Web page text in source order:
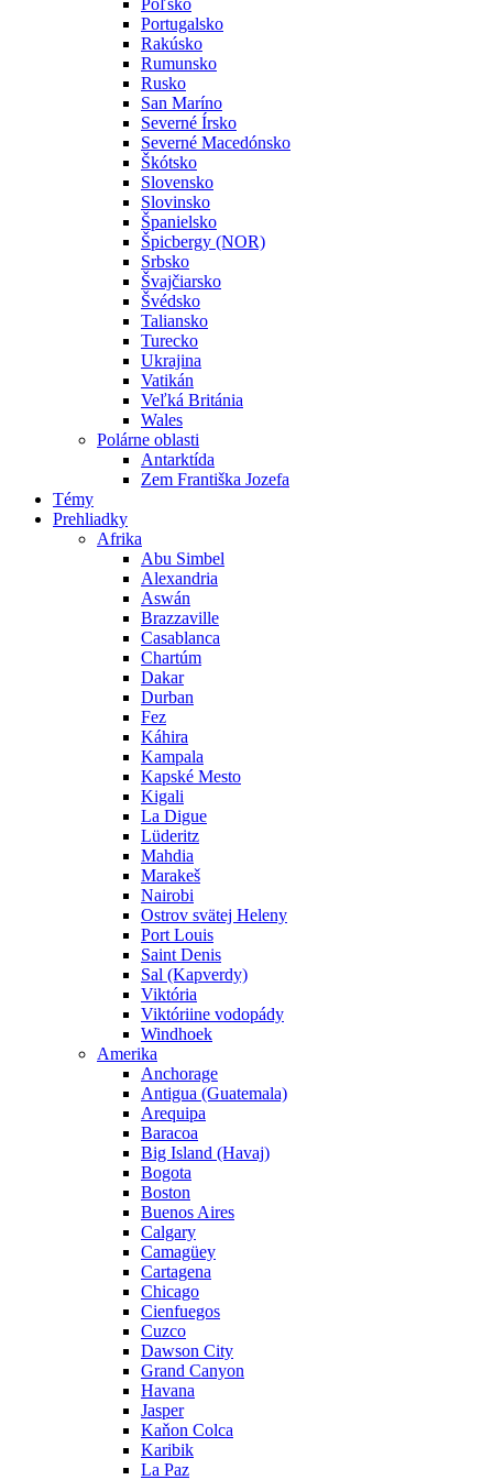
Poľsko
Portugalsko
Rakúsko
Rumunsko
Rusko
San Maríno
Severné Írsko
Severné Macedónsko
Škótsko
Slovensko
Slovinsko
Španielsko
Špicbergy (NOR)
Srbsko
Švajčiarsko
Švédsko
Taliansko
Turecko
Ukrajina
Vatikán
Veľká Británia
Wales
Polárne oblasti
Antarktída
Zem Františka Jozefa
Témy
Prehliadky
Afrika
Abu Simbel
Alexandria
Aswán
Brazzaville
Casablanca
Chartúm
Dakar
Durban
Fez
Káhira
Kampala
Kapské Mesto
Kigali
La Digue
Lüderitz
Mahdia
Marakeš
Nairobi
Ostrov svätej Heleny
Port Louis
Saint Denis
Sal (Kapverdy)
Viktória
Viktóriine vodopády
Windhoek
Amerika
Anchorage
Antigua (Guatemala)
Arequipa
Baracoa
Big Island (Havaj)
Bogota
Boston
Buenos Aires
Calgary
Camagüey
Cartagena
Chicago
Cienfuegos
Cuzco
Dawson City
Grand Canyon
Havana
Jasper
Kaňon Colca
Karibik
La Paz